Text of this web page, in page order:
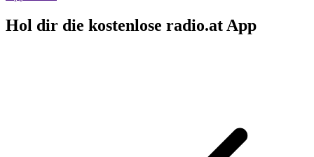
Hol dir die kostenlose radio.at App